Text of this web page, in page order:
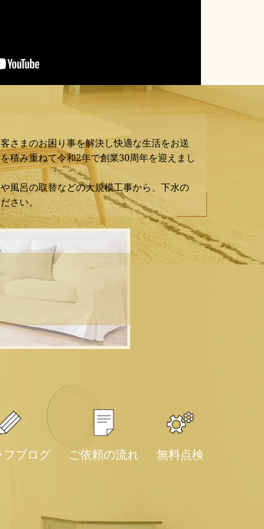
さまのお困り事を解決し快適な生活をお送
積み重ねて令和2年で創業30周年を迎えまし
風呂の取替などの大規模工事から、下水の
さい。
フブログ ご依頼の流れ 無料点検